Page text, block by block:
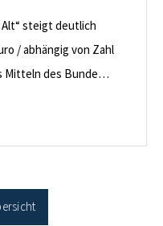
steigt deutlich
/ abhängig von Zahl
Mitteln des Bundes
Prozent effektiv bei
zu energetischer
[…]